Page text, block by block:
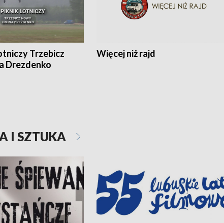
Trzebicz
Drezdenko
Więcej niż rajd
I SZTUKA